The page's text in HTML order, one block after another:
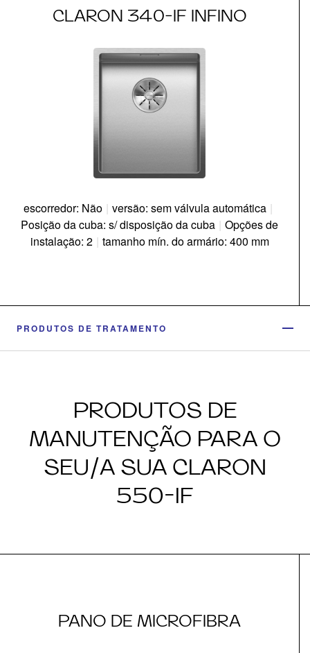
CLARON 340-IF INFINO
escorredor: Não | versão: sem válvula automática |
Posição da cuba: s/ disposição da cuba | Opções de
instalação: 2 | tamanho mín. do armário: 400 mm
PRODUTOS DE TRATAMENTO
PRODUTOS DE
MANUTENÇÃO PARA O
SEU/A SUA CLARON
550-IF
PANO DE MICROFIBRA